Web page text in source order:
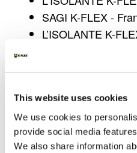
This website uses cookies
We use cookies to
provide social media
We also share information
SAGI K-FLEX-
L’ISOLANTE K-
Form di richiesta
La richiesta di
presenti sul sito è
personali da parte